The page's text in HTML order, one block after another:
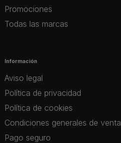
Promociones
Todas las marcas
Información
Aviso legal
Política de privacidad
Política de cookies
Condiciones generales de venta
Pago seguro